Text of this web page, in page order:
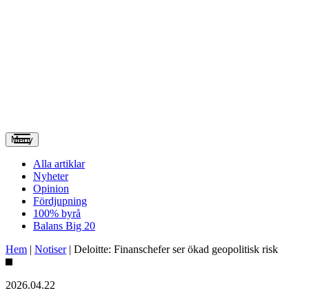
Meny
Alla artiklar
Nyheter
Opinion
Fördjupning
100% byrå
Balans Big 20
Hem | Notiser| Deloitte: Finanschefer ser ökad geopolitisk risk
2026.04.22